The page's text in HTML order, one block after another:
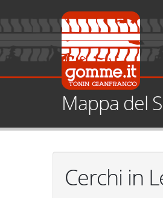
Mappa del
Cerchi in